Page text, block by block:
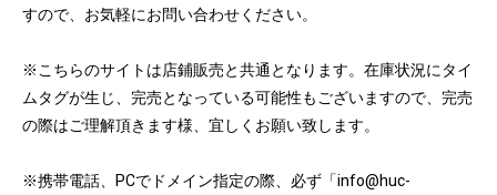
すので、お気軽にお問い合わせください。
※こちらのサイトは店鋪販売と共通となります。在庫状況にタイ
ムタグが生じ、完売となっている可能性もございますので、完売
の際はご理解頂きます様、宜しくお願い致します。
※携帯電話、PCでドメイン指定の際、必ず「info@huc-